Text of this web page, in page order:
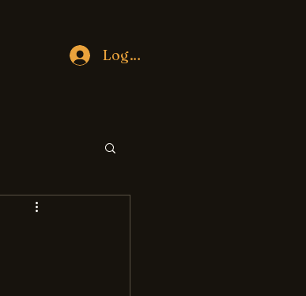
Log In